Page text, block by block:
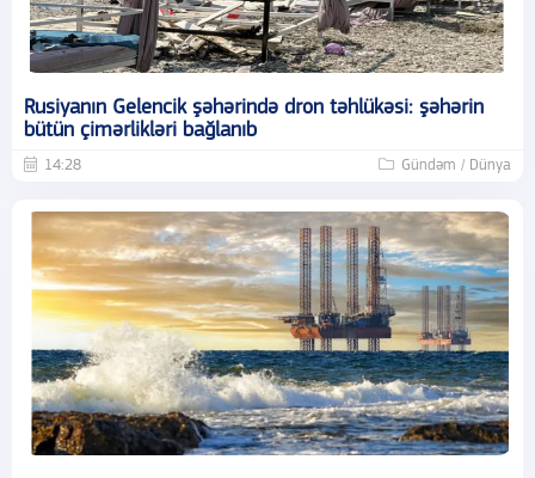
Rusiyanın Gelencik şəhərində dron təhlükəsi: şəhərin
bütün çimərlikləri bağlanıb
14:28 Gündəm / Dünya